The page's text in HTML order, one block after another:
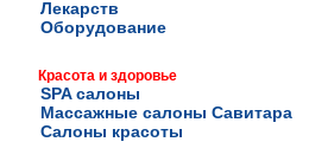
Лекарств
Оборудование
Красота и здоровье
SPA салоны
Массажные салоны Савитара
Салоны красоты